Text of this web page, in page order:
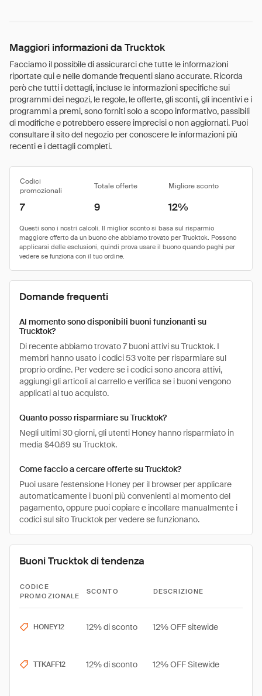
Maggiori informazioni da Trucktok
Facciamo il possibile di assicurarci che tutte le informazioni
riportate qui e nelle domande frequenti siano accurate. Ricorda
però che tutti i dettagli, incluse le informazioni specifiche sui
programmi dei negozi, le regole, le offerte, gli sconti, gli incentivi e i
programmi a premi, sono forniti solo a scopo informativo, passibili
di modifiche e potrebbero essere imprecisi o non aggiornati. Puoi
consultare il sito del negozio per conoscere le informazioni più
recenti e i dettagli completi.
Codici
promozionali
Totale offerte Migliore sconto
7 9 12%
Domande frequenti
Al momento sono disponibili buoni funzionanti su
Trucktok?
Di recente abbiamo trovato 7 buoni attivi su Trucktok. I
membri hanno usato i codici 53 volte per risparmiare sul
proprio ordine. Per vedere se i codici sono ancora attivi,
aggiungi gli articoli al carrello e verifica se i buoni vengono
applicati al tuo acquisto.
Quanto posso risparmiare su Trucktok?
Negli ultimi 30 giorni, gli utenti Honey hanno risparmiato in
media $40.69 su Trucktok.
Come faccio a cercare offerte su Trucktok?
Puoi usare l'estensione Honey per il browser per applicare
automaticamente i buoni più convenienti al momento del
pagamento, oppure puoi copiare e incollare manualmente i
codici sul sito Trucktok per vedere se funzionano.
Buoni Trucktok di tendenza
CODICE
PROMOZIONALE
SCONTO DESCRIZIONE
HONEY12 12% di sconto 12% OFF sitewide
TTKAFF12 12% di sconto 12% OFF Sitewide